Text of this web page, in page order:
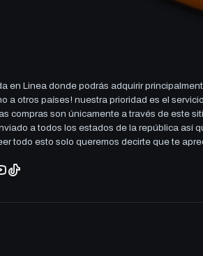
en Linea donde podrás adquirir
a otros países! nuestra prioridad es el
compras son únicamente a través de este
a todos los estados de la república así
todo esto solo queremos decirte que te